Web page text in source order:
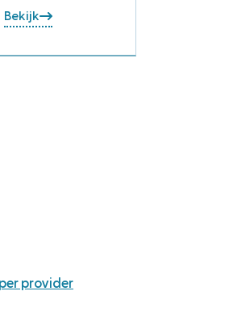
Bekijk
provider